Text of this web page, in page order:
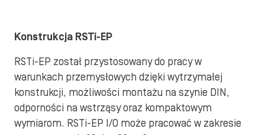
Konstrukcja RSTi-EP
RSTi-EP został przystosowany do pracy w
warunkach przemysłowych dzięki wytrzymałej
konstrukcji, możliwości montażu na szynie DIN,
odporności na wstrząsy oraz kompaktowym
wymiarom. RSTi-EP I/O może pracować w zakresie